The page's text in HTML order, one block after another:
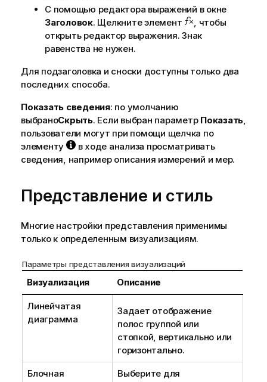
С помощью редактора выражений в окне
Заголовок. Щелкните элемент
, чтобы
открыть редактор выражения. Знак
равенства не нужен.
Для подзаголовка и сноски доступны только два
последних способа.
Показать сведения: по умолчанию
выбраноСкрыть. Если выбран параметр Показать,
пользователи могут при помощи щелчка по
элементу
в ходе анализа просматривать
сведения, например описания измерений и мер.
Представление и стиль
Многие настройки представления применимы
только к определенным визуализациям.
Параметры представления визуализаций
Визуализация Описание
Линейчатая
диаграмма
Задает отображение
полос группой или
стопкой, вертикально или
горизонтально.
Блочная
Выберите для